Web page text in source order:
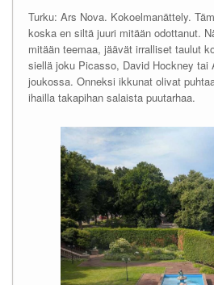
Turku: Ars Nova. Kokoelmanättely.
koska en siltä juuri mitään odottanut.
mitään teemaa, jäävät irralliset taulut
siellä joku Picasso, David Hockney tai
joukossa. Onneksi ikkunat olivat
ihailla takapihan salaista puutarhaa.